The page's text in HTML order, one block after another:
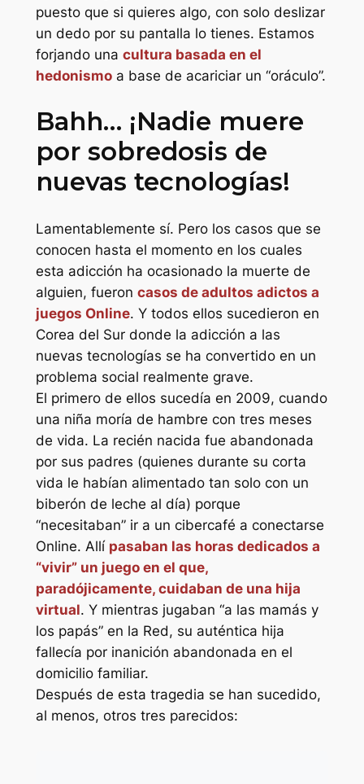
puesto que si quieres algo, con solo deslizar
un dedo por su pantalla lo tienes. Estamos
forjando una cultura basada en el
hedonismoa base de acariciar un “oráculo”.
Bahh… ¡Nadie muere
por sobredosis de
nuevas tecnologías!
Lamentablemente sí. Pero los casos que se
conocen hasta el momento en los cuales
esta adicción ha ocasionado la muerte de
alguien, fueron casos de adultos adictos a
juegos Online. Y todos ellos sucedieron en
Corea del Sur donde la adicción a las
nuevas tecnologías se ha convertido en un
problema social realmente grave.
El primero de ellos sucedía en 2009, cuando
una niña moría de hambre con tres meses
de vida. La recién nacida fue abandonada
por sus padres (quienes durante su corta
vida le habían alimentado tan solo con un
biberón de leche al día) porque
“necesitaban” ir a un cibercafé a conectarse
Online. Allí pasaban las horas dedicados a
“vivir” un juego en el que,
paradójicamente, cuidaban de una hija
virtual. Y mientras jugaban “a las mamás y
los papás” en la Red, su auténtica hija
fallecía por inanición abandonada en el
domicilio familiar.
Después de esta tragedia se han sucedido,
al menos, otros tres parecidos: